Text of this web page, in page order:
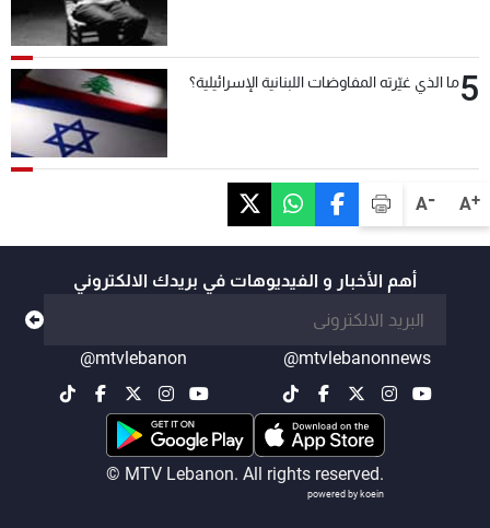
A+
A-
5ما الذي غيّرته المفاوضات اللبنانية الإسرائيلية؟
أهم الأخبار و الفيديوهات في بريدك الالكتروني
@mtvlebanonnews
@mtvlebanon
© MTV Lebanon. All rights reserved.
powered by koein